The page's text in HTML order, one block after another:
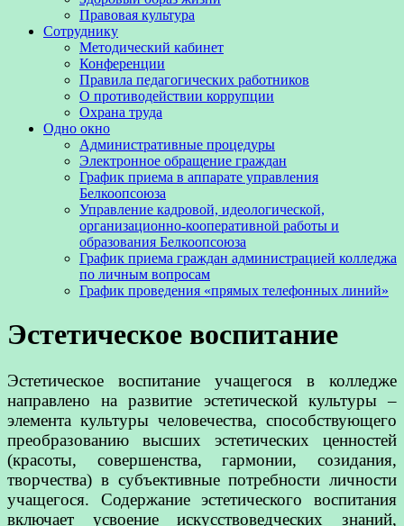
Правовая культура
Сотруднику
Методический кабинет
Конференции
Правила педагогических работников
О противодействии коррупции
Охрана труда
Одно окно
Административные процедуры
Электронное обращение граждан
График приема в аппарате управления
Белкоопсоюза
Управление кадровой, идеологической,
организационно-кооперативной работы и
образования Белкоопсоюза
График приема граждан администрацией колледжа
по личным вопросам
График проведения «прямых телефонных линий»
Эстетическое воспитание
Эстетическое воспитание учащегося в колледже
направлено на развитие эстетической культуры –
элемента культуры человечества, способствующего
преобразованию высших эстетических ценностей
(красоты, совершенства, гармонии, созидания,
творчества) в субъективные потребности личности
учащегося. Содержание эстетического воспитания
включает усвоение искусствоведческих знаний,